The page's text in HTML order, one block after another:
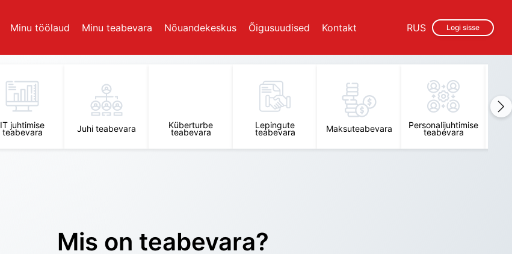
Minu töölaud Minu teabevara Nõuandekeskus Õigusuudised Kontakt Logi sisse
RUS
IT juhtimise
teabevara Juhi teabevara Küberturbe
teabevara
Lepingute
teabevara Maksuteabevara Personalijuhtimise
teabevara
Mis on teabevara?